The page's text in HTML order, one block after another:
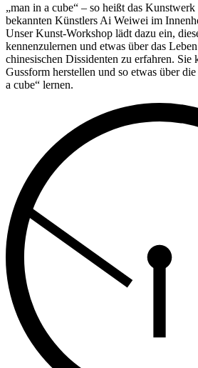
„man in a cube“ – so heißt das
bekannten Künstlers Ai Weiwei im
Unser Kunst-Workshop lädt dazu ein,
kennenzulernen und etwas über das
chinesischen Dissidenten zu erfahren. Sie
Gussform herstellen und so etwas über
a cube“ lernen.